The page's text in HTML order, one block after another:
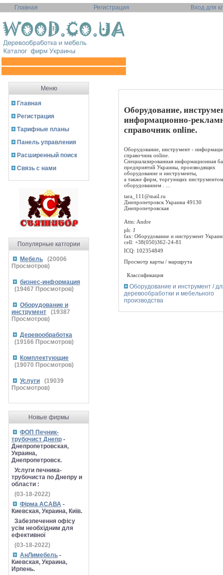
Главная Регистрация Вход для
Меню
Главная
Регистрация
Тарифные планы
Панель управления
Расширенный поиск
Связь с нами
Популярные катгории
Мебель (20006
Просмотров)
бизнес-информация
(19467 Просмотров)
Оборудование и
инструмент
(19387
Просмотров)
Деревообработка
(19166 Просмотров)
Комплектующие
(19070 Просмотров)
Услуги (19039
Просмотров)
Новые фирмы
ФОП Печник-
трубочист Днепр -
Днепропетровская,
Украина,
Днепропетровск.
Услуги печника-
трубочиста по Днепру и
области :
(03-18-2022)
Фірма АСАВА -
Киевская, Украина, Київ.
Забезпечення офісу
усім необхідним для
ефективної
(03-18-2022)
АнЛимебель -
Киевская, Украина,
Ирпень.
Оборудование,
информационно-
справочник online.
Оборудование, инструмент -
справочник online.
Специалазированная информационная
предприятий Украины, производящих
оборудование и инструменты,
а также фирм, торгующих
оборудованием . ...
tara_111@mail.ru
Днепропетровск Украина 49130
Днепропетровская
Attn: Andre
ph: J
fax: Оборудование и инструмент
cell: +38(050)362-24-81
ICQ: 102354849
Просмотр карты / маршрута
Классификация
Оборудование и инструмент /
деревообработки и мебельного
производства